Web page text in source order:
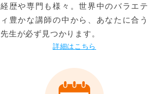
経歴や専門も様々。世界中のバラエテ
ィ豊かな講師の中から、あなたに合う
先生が必ず見つかります。
詳細はこちら